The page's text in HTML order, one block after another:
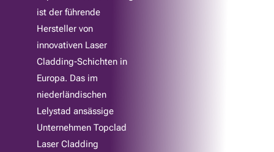
dafür, dass Ihre Maschinen effizienter laufen, weniger
Ausfallzeiten haben und eine längere Lebensdauer
aufweisen. Sind Sie bereit, Ihre Anlagen zu verstärken?
Fordern Sie noch heute ein Angebot an und lassen Sie sich
von Topclad helfen, die Zuverlässigkeit und Langlebigkeit
Ihrer Maschinen zu verbessern.
ist der führende
Hersteller von
innovativen Laser
Cladding-Schichten in
Europa. Das im
niederländischen
Lelystad ansässige
Unternehmen Topclad
Laser Cladding